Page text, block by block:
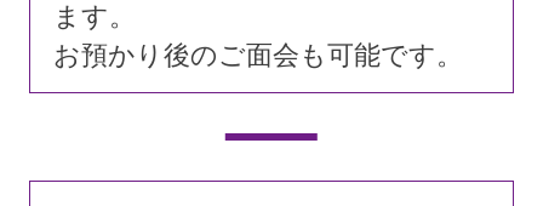
ます。
お預かり後のご面会も可能です。